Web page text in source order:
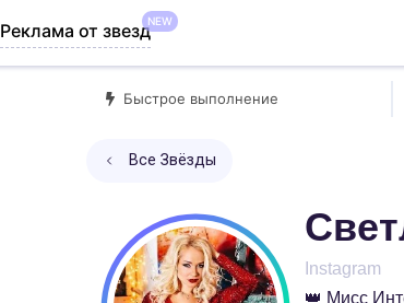
Реклама от звездNEW
Быстрое выполнение
Все Звёзды
Instagram
👑 Мисс